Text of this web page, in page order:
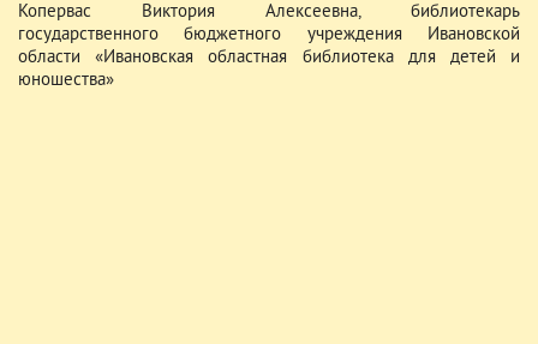
Копервас Виктория Алексеевна, библиотекарь
государственного бюджетного учреждения Ивановской
области «Ивановская областная библиотека для детей и
юношества»